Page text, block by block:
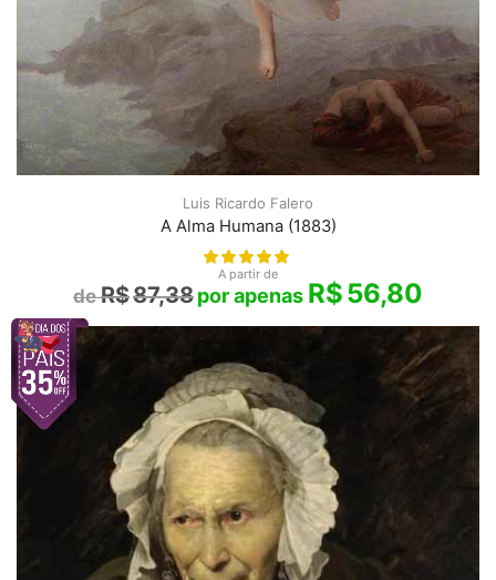
Luis Ricardo Falero
A Alma Humana (1883)
A partir de
R$87,38 R$56,80